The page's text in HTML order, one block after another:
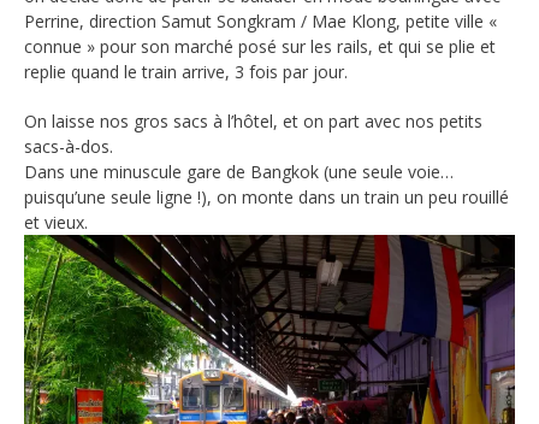
Perrine, direction Samut Songkram / Mae Klong, petite ville «
connue » pour son marché posé sur les rails, et qui se plie et
replie quand le train arrive, 3 fois par jour.
On laisse nos gros sacs à l’hôtel, et on part avec nos petits
sacs-à-dos.
Dans une minuscule gare de Bangkok (une seule voie…
puisqu’une seule ligne !), on monte dans un train un peu rouillé
et vieux.